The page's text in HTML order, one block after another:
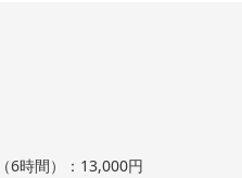
6時間）：13,000円